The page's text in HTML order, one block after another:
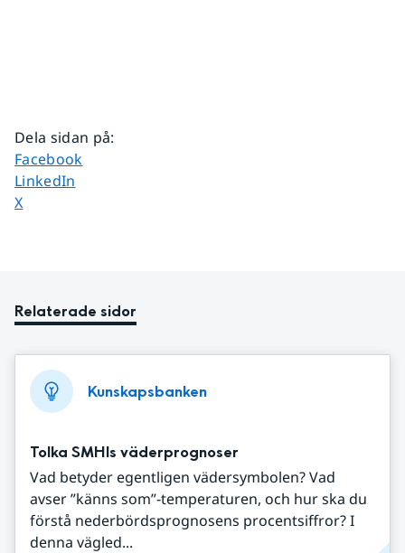
Dela sidan på:
Dela sidan på
Facebook
Dela sidan på
LinkedIn
Dela sidan på
X
Relaterade sidor
Kunskapsbanken
Tolka SMHIs väderprognoser
Vad betyder egentligen vädersymbolen? Vad
avser ”känns som”-temperaturen, och hur ska du
förstå nederbördsprognosens procentsiffror? I
denna vägled...